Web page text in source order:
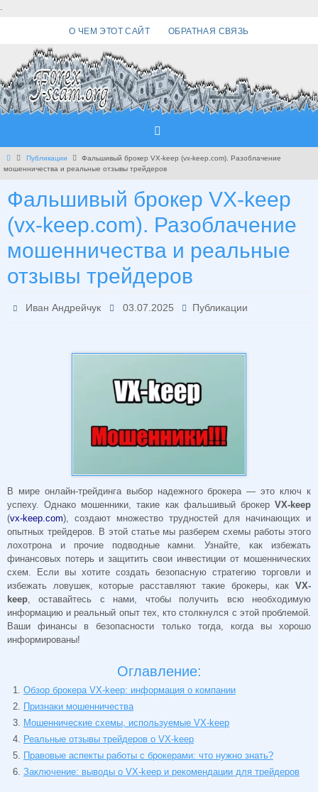
.
О ЧЕМ ЭТОТ САЙТ ОБРАТНАЯ СВЯЗЬ
Главная
Публикации
Фальшивый брокер VX-keep (vx-keep.com). Разоблачение
мошенничества и реальные отзывы трейдеров
Фальшивый брокер VX-keep
(vx-keep.com). Разоблачение
мошенничества и реальные
отзывы трейдеров
Иван Андрейчук 03.07.2025 Публикации
В мире онлайн-трейдинга выбор надежного брокера — это ключ к
успеху. Однако мошенники, такие как фальшивый брокер VX-keep
(vx-keep.com), создают множество трудностей для начинающих и
опытных трейдеров. В этой статье мы разберем схемы работы этого
лохотрона и прочие подводные камни. Узнайте, как избежать
финансовых потерь и защитить свои инвестиции от мошеннических
схем. Если вы хотите создать безопасную стратегию торговли и
избежать ловушек, которые расставляют такие брокеры, как VX-
keep , оставайтесь с нами, чтобы получить всю необходимую
информацию и реальный опыт тех, кто столкнулся с этой проблемой.
Ваши финансы в безопасности только тогда, когда вы хорошо
информированы!
Оглавление:
Обзор брокера VX-keep: информация о компании
Признаки мошенничества
Мошеннические схемы, используемые VX-keep
Реальные отзывы трейдеров о VX-keep
Правовые аспекты работы с брокерами: что нужно знать?
Заключение: выводы о VX-keep и рекомендации для трейдеров